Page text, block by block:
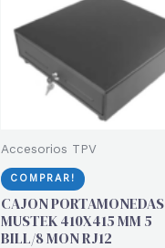
Accesorios TPV
COMPRAR!
CAJON PORTAMONEDAS
MUSTEK 410X415 MM 5
BILL/8 MON RJ12